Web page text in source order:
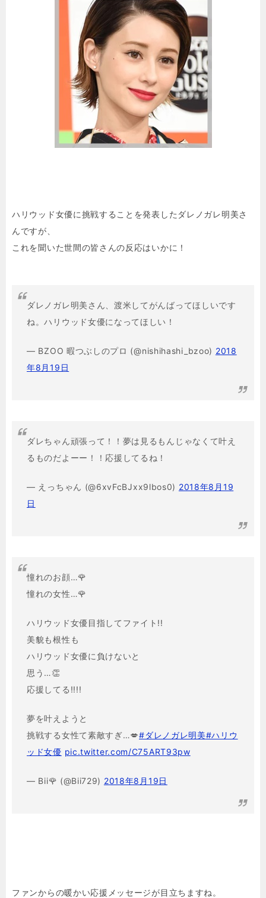
ハリウッド女優に挑戦することを発表したダレノガレ明美さ
んですが、
これを聞いた世間の皆さんの反応はいかに！
ダレノガレ明美さん、渡米してがんばってほしいです
ね。ハリウッド女優になってほしい！
— BZOO 暇つぶしのプロ (@nishihashi_bzoo) 2018
年8月19日
ダレちゃん頑張って！！夢は見るもんじゃなくて叶え
るものだよーー！！応援してるね！
— えっちゃん (@6xvFcBJxx9lbos0) 2018年8月19
日
憧れのお顔…🌹
憧れの女性…🌹
ハリウッド女優目指してファイト!!
美貌も根性も
ハリウッド女優に負けないと
思う…👏
応援してる!!!!
夢を叶えようと
挑戦する女性て素敵すぎ…💋#ダレノガレ明美#ハリウ
ッド女優 pic.twitter.com/C75ART93pw
— Bii🌹 (@Bii729) 2018年8月19日
ファンからの暖かい応援メッセージが目立ちますね。